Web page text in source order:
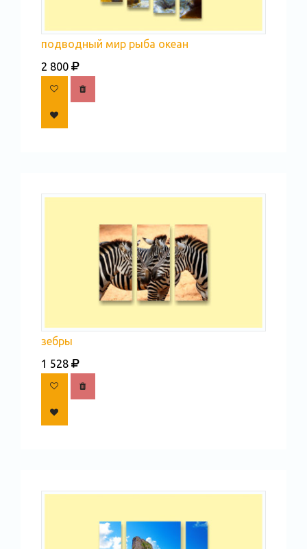
подводный мир рыба океан
2 800
зебры
1 528